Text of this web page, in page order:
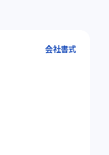
会社書式